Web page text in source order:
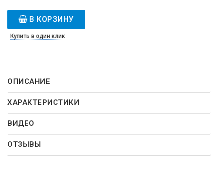
В КОРЗИНУ
Купить в один клик
ОПИСАНИЕ
ХАРАКТЕРИСТИКИ
ВИДЕО
ОТЗЫВЫ